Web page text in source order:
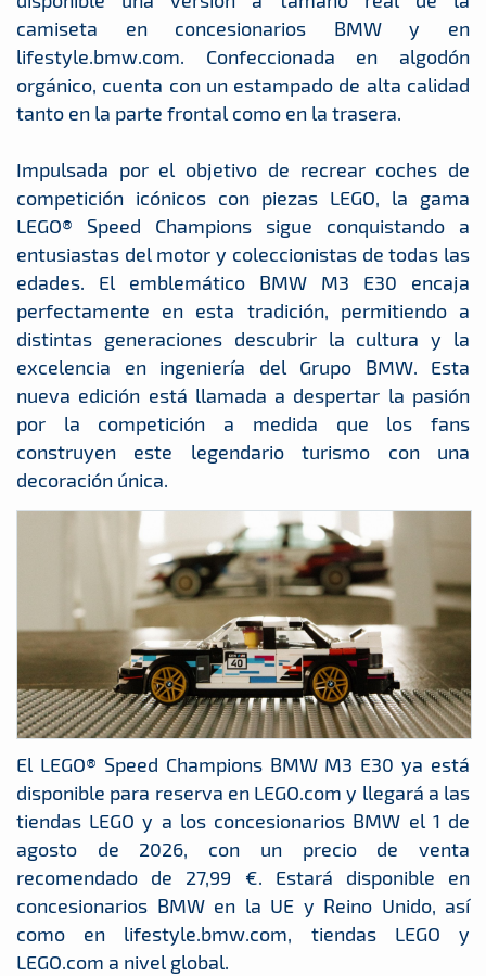
camiseta en concesionarios BMW y en
lifestyle.bmw.com. Confeccionada en algodón
orgánico, cuenta con un estampado de alta calidad
tanto en la parte frontal como en la trasera.
Impulsada por el objetivo de recrear coches de
competición icónicos con piezas LEGO, la gama
LEGO® Speed Champions sigue conquistando a
entusiastas del motor y coleccionistas de todas las
edades. El emblemático BMW M3 E30 encaja
perfectamente en esta tradición, permitiendo a
distintas generaciones descubrir la cultura y la
excelencia en ingeniería del Grupo BMW. Esta
nueva edición está llamada a despertar la pasión
por la competición a medida que los fans
construyen este legendario turismo con una
decoración única.
El LEGO® Speed Champions BMW M3 E30 ya está
disponible para reserva en LEGO.com y llegará a las
tiendas LEGO y a los concesionarios BMW el 1 de
agosto de 2026, con un precio de venta
recomendado de 27,99 €. Estará disponible en
concesionarios BMW en la UE y Reino Unido, así
como en lifestyle.bmw.com, tiendas LEGO y
LEGO.com a nivel global.